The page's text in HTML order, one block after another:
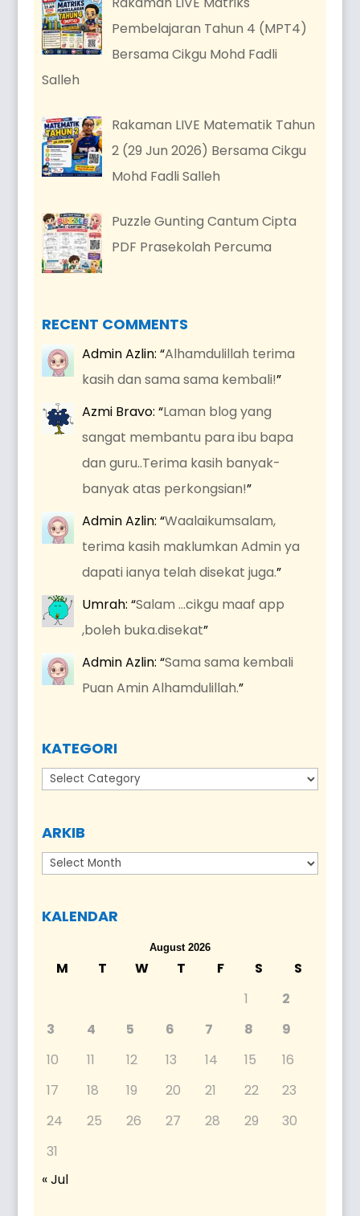
Pembelajaran Tahun 4 (MPT4)
Bersama Cikgu Mohd Fadli
Salleh
Rakaman LIVE Matematik Tahun
2 (29 Jun 2026) Bersama Cikgu
Mohd Fadli Salleh
Puzzle Gunting Cantum Cipta
PDF Prasekolah Percuma
RECENT COMMENTS
Admin Azlin: “Alhamdulillah terima
kasih dan sama sama kembali!”
Azmi Bravo: “Laman blog yang
sangat membantu para ibu bapa
dan guru..Terima kasih banyak-
banyak atas perkongsian!”
Admin Azlin: “Waalaikumsalam,
terima kasih maklumkan Admin ya
dapati ianya telah disekat juga.”
Umrah: “Salam …cikgu maaf app
,boleh buka.disekat”
Admin Azlin: “Sama sama kembali
Puan Amin Alhamdulillah.”
KATEGORI
Kategori
ARKIB
Arkib
KALENDAR
August 2026
M T W T F S
S
1
2
3
4 5 6 7 8
9
10
11 12 13 14 15
16
17
18 19 20 21 22
23
24
25 26 27 28 29
30
31
« Jul